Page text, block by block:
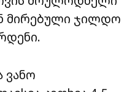
მირებული ჯილდო
ვანო